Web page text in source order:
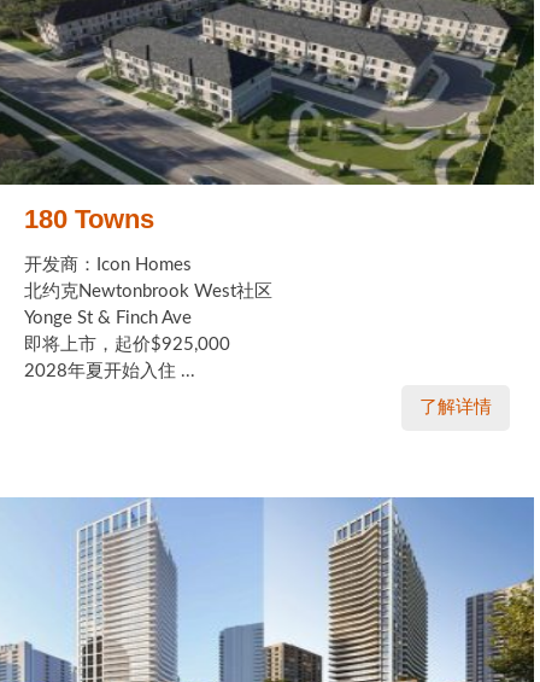
180 Towns
开发商：Icon Homes
北约克Newtonbrook West社区
Yonge St & Finch Ave
即将上市，起价$925,000
2028年夏开始入住 ...
了解详情